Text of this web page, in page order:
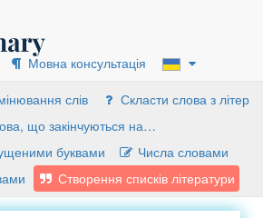
Мовна консультація
слів
Скласти слова з літер
що закінчуються на…
буквами
Числа словами
Створення списків літератури